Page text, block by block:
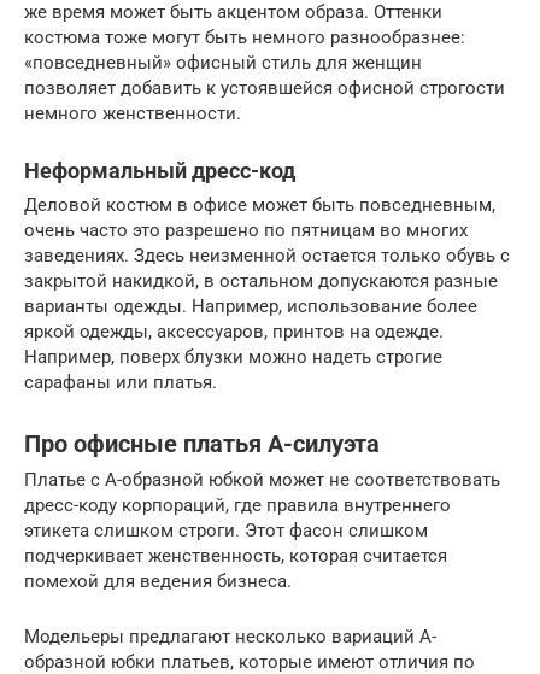
же время может быть акцентом образа. Оттенки
костюма тоже могут быть немного разнообразнее:
«повседневный» офисный стиль для женщин
позволяет добавить к устоявшейся офисной строгости
немного женственности.
Неформальный дресс-код
Деловой костюм в офисе может быть повседневным,
очень часто это разрешено по пятницам во многих
заведениях. Здесь неизменной остается только обувь с
закрытой накидкой, в остальном допускаются разные
варианты одежды. Например, использование более
яркой одежды, аксессуаров, принтов на одежде.
Например, поверх блузки можно надеть строгие
сарафаны или платья.
Про офисные платья А-силуэта
Платье с А-образной юбкой может не соответствовать
дресс-коду корпораций, где правила внутреннего
этикета слишком строги. Этот фасон слишком
подчеркивает женственность, которая считается
помехой для ведения бизнеса.
Модельеры предлагают несколько вариаций А-
образной юбки платьев, которые имеют отличия по